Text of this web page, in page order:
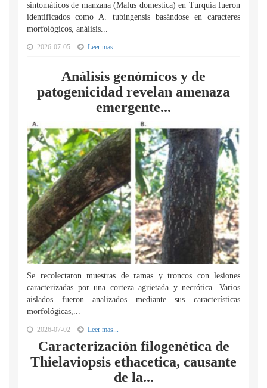
sintomáticos de manzana (Malus domestica) en Turquía fueron
identificados como A. tubingensis basándose en caracteres
morfológicos, análisis...
2026-07-05 Leer mas...
Análisis genómicos y de
patogenicidad revelan amenaza
emergente...
Se recolectaron muestras de ramas y troncos con lesiones
caracterizadas por una corteza agrietada y necrótica. Varios
aislados fueron analizados mediante sus características
morfológicas,...
2026-07-02 Leer mas...
Caracterización filogenética de
Thielaviopsis ethacetica, causante
de la...